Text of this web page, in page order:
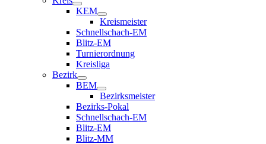
KEM
Kreismeister
Schnellschach-EM
Blitz-EM
Turnierordnung
Kreisliga
Bezirk
BEM
Bezirksmeister
Bezirks-Pokal
Schnellschach-EM
Blitz-EM
Blitz-MM